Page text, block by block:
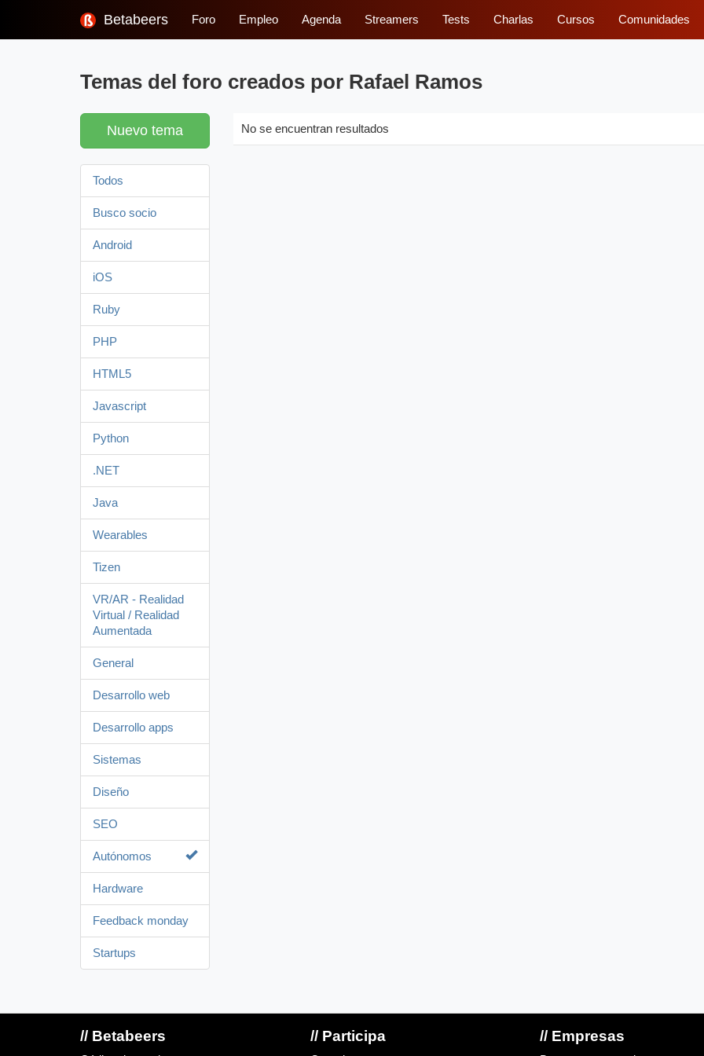
Betabeers Foro Empleo Agenda Streamers Tests Charlas Cursos Comunidades
Temas del foro creados por Rafael Ramos
Nuevo tema
Todos
Busco socio
Android
iOS
Ruby
PHP
HTML5
Javascript
Python
.NET
Java
Wearables
Tizen
VR/AR - Realidad
Virtual / Realidad
Aumentada
General
Desarrollo web
Desarrollo apps
Sistemas
Diseño
SEO
Autónomos
Hardware
Feedback monday
Startups
No se encuentran resultados
// Betabeers // Participa // Empresas